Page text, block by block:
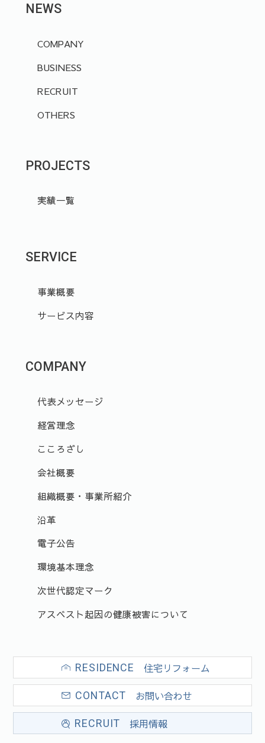
NEWS
COMPANY
BUSINESS
RECRUIT
OTHERS
PROJECTS
実績一覧
SERVICE
事業概要
サービス内容
COMPANY
代表メッセージ
経営理念
こころざし
会社概要
組織概要・事業所紹介
沿革
電子公告
環境基本理念
次世代認定マーク
アスベスト起因の健康被害について
RESIDENCE 住宅リフォーム
CONTACT お問い合わせ
RECRUIT 採用情報